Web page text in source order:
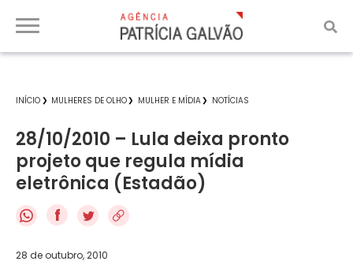
INÍCIO MULHERES DE OLHO MULHER E MÍDIA NOTÍCIAS
28/10/2010 – Lula deixa pronto
projeto que regula mídia
eletrônica (Estadão)
f
28 de outubro, 2010